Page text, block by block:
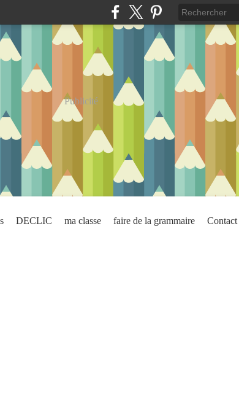
Publicité
DECLIC ma classe faire de la grammaire Contact